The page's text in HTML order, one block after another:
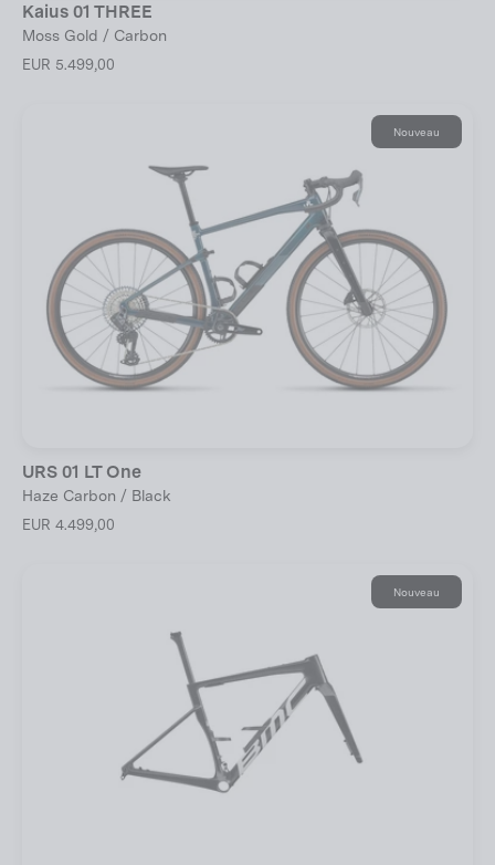
Kaius 01 THREE
Moss Gold / Carbon
EUR 5.499,00
Nouveau
URS 01 LT One
Haze Carbon / Black
EUR 4.499,00
Nouveau